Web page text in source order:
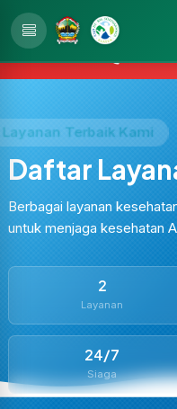
Layanan Terbaik Kami
Daftar
Berbagai layanan
untuk menjaga kesehatan
2
Layanan
24/7
Siaga